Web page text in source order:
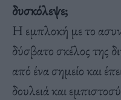
δυσκόλεψε;
Η εμπλοκή με το
δύσβατο σκέλος της
από ένα σημείο και
δουλειά και